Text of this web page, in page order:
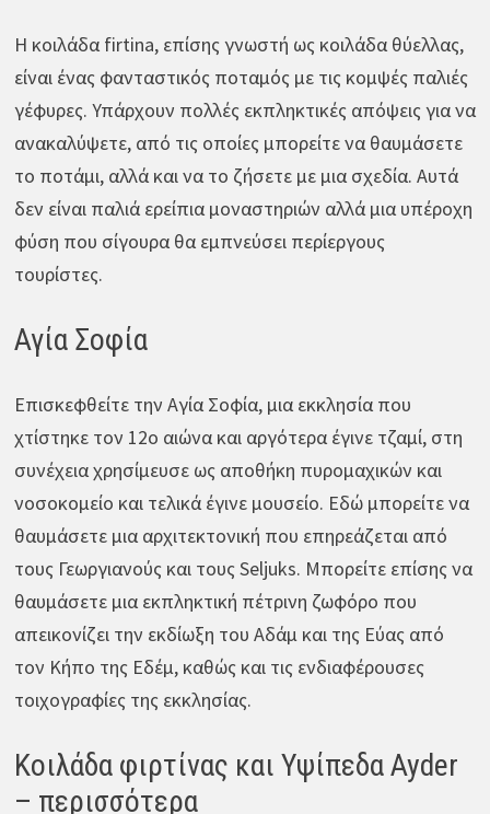
Η κοιλάδα firtina, επίσης γνωστή ως κοιλάδα θύελλας,
είναι ένας φανταστικός ποταμός με τις κομψές παλιές
γέφυρες. Υπάρχουν πολλές εκπληκτικές απόψεις για να
ανακαλύψετε, από τις οποίες μπορείτε να θαυμάσετε
το ποτάμι, αλλά και να το ζήσετε με μια σχεδία. Αυτά
δεν είναι παλιά ερείπια μοναστηριών αλλά μια υπέροχη
φύση που σίγουρα θα εμπνεύσει περίεργους
τουρίστες.
Αγία Σοφία
Επισκεφθείτε την Αγία Σοφία, μια εκκλησία που
χτίστηκε τον 12ο αιώνα και αργότερα έγινε τζαμί, στη
συνέχεια χρησίμευσε ως αποθήκη πυρομαχικών και
νοσοκομείο και τελικά έγινε μουσείο. Εδώ μπορείτε να
θαυμάσετε μια αρχιτεκτονική που επηρεάζεται από
τους Γεωργιανούς και τους Seljuks. Μπορείτε επίσης να
θαυμάσετε μια εκπληκτική πέτρινη ζωφόρο που
απεικονίζει την εκδίωξη του Αδάμ και της Εύας από
τον Κήπο της Εδέμ, καθώς και τις ενδιαφέρουσες
τοιχογραφίες της εκκλησίας.
Κοιλάδα φιρτίνας και Υψίπεδα Ayder
– περισσότερα